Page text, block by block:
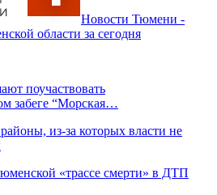
Новости Тюмени -
области за сегодня
поучаствовать
забеге “Морская…
из-за которых власти не
«трассе смерти» в ДТП